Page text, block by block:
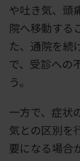
や吐き気、頭
院へ移動する
た、通院を続
で、受診への
う。
一方で、症状
気との区別を
要になる場合